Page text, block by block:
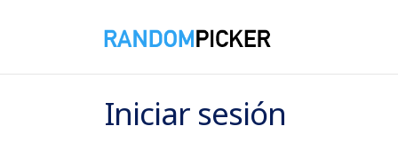
Iniciar sesión